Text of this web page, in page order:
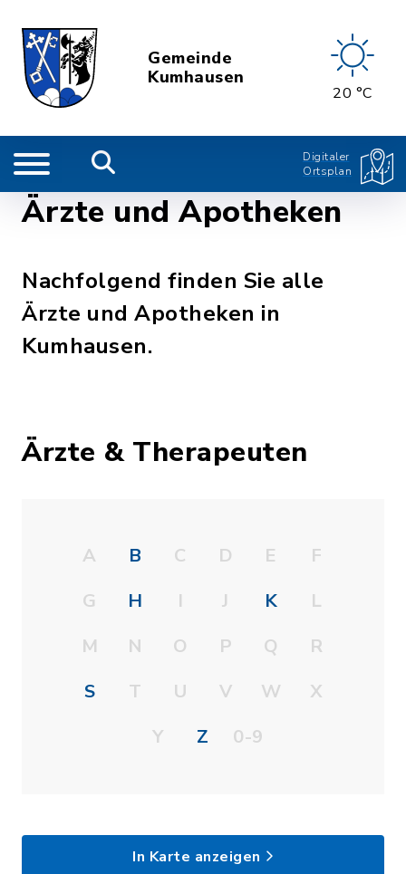
Gemeinde
Kumhausen
20 °C
Digitaler
Ortsplan
Ärzte und Apotheken
Nachfolgend finden Sie alle
Ärzte und Apotheken in
Kumhausen.
Ärzte & Therapeuten
A B C D E
F
G
H I J K
L
M
N O P Q
R
S
T U V W
X
Y
Z 0-9
In Karte anzeigen